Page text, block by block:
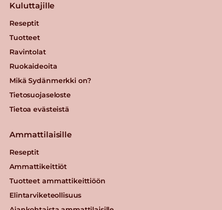
Kuluttajille
Reseptit
Tuotteet
Ravintolat
Ruokaideoita
Mikä Sydänmerkki on?
Tietosuojaseloste
Tietoa evästeistä
Ammattilaisille
Reseptit
Ammattikeittiöt
Tuotteet ammattikeittiöön
Elintarviketeollisuus